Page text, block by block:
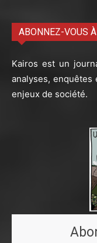
ABONNEZ-VOUS
Kairos est un
analyses,
enjeux de société.